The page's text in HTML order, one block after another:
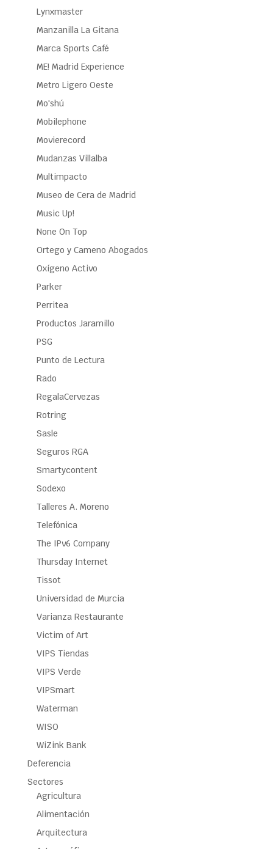
Lynxmaster
Manzanilla La Gitana
Marca Sports Café
ME! Madrid Experience
Metro Ligero Oeste
Mo'shú
Mobilephone
Movierecord
Mudanzas Villalba
Multimpacto
Museo de Cera de Madrid
Music Up!
None On Top
Ortego y Cameno Abogados
Oxígeno Activo
Parker
Perritea
Productos Jaramillo
PSG
Punto de Lectura
Rado
RegalaCervezas
Rotring
Sasle
Seguros RGA
Smartycontent
Sodexo
Talleres A. Moreno
Telefónica
The IPv6 Company
Thursday Internet
Tissot
Universidad de Murcia
Varianza Restaurante
Victim of Art
VIPS Tiendas
VIPS Verde
VIPSmart
Waterman
WISO
WiZink Bank
Deferencia
Sectores
Agricultura
Alimentación
Arquitectura